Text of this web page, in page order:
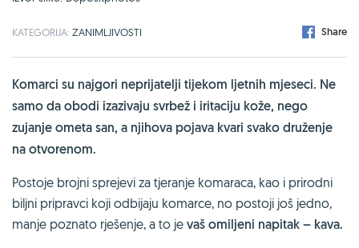
KATEGORIJA: ZANIMLJIVOSTI Share
Komarci su najgori neprijatelji tijekom ljetnih mjeseci. Ne
samo da obodi izazivaju svrbež i iritaciju kože, nego
zujanje ometa san, a njihova pojava kvari svako druženje
na otvorenom.
Postoje brojni sprejevi za tjeranje komaraca, kao i prirodni
biljni pripravci koji odbijaju komarce, no postoji još jedno,
manje poznato rješenje, a to je vaš omiljeni napitak – kava.